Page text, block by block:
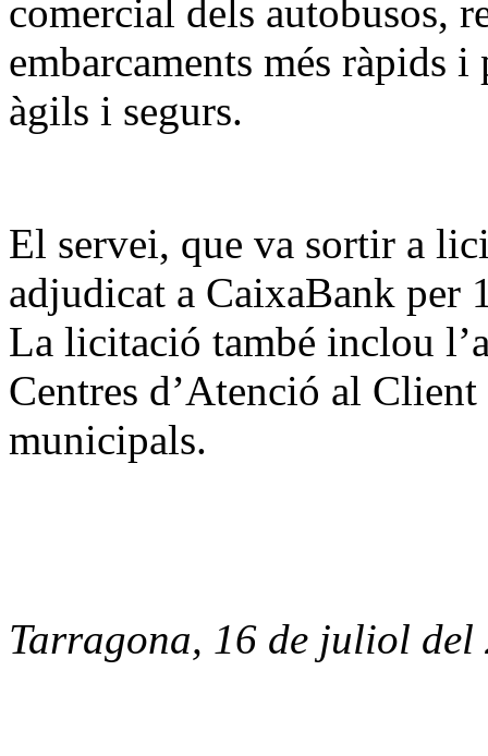
comercial dels autobusos,
embarcaments més ràpids i
àgils i segurs.
El servei, que va sortir a
adjudicat a CaixaBank per
La licitació també inclou
Centres d’Atenció al
municipals.
Tarragona, 16 de juliol del